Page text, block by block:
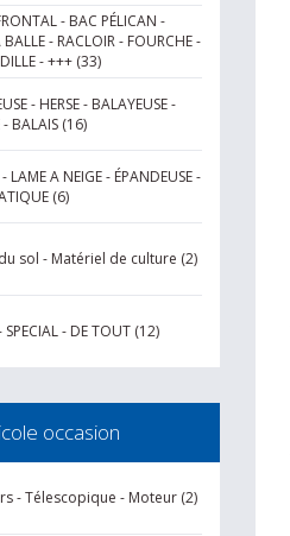
- BAC PÉLICAN -
BALLE - RACLOIR - FOURCHE -
- +++ (33)
- HERSE - BALAYEUSE -
- BALAIS (16)
- LAME A NEIGE - ÉPANDEUSE -
(6)
sol - Matériel de culture (2)
SPECIAL - DE TOUT (12)
occasion
- Télescopique - Moteur (2)